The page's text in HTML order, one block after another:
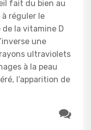
fait du bien au
réguler le
la vitamine D
une
ultraviolets
à la peau
l’apparition de